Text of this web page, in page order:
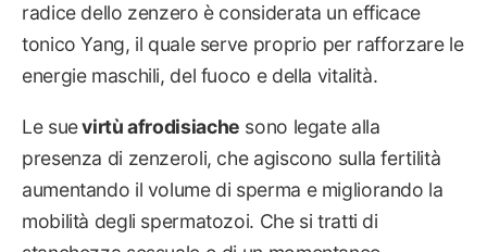
radice dello zenzero è considerata un efficace
tonico Yang, il quale serve proprio per rafforzare le
energie maschili, del fuoco e della vitalità.
Le suevirtù afrodisiache sono legate alla
presenza di zenzeroli, che agiscono sulla fertilità
aumentando il volume di sperma e migliorando la
mobilità degli spermatozoi. Che si tratti di